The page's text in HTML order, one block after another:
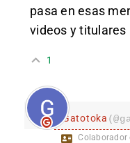
pasa en esas
videos y
1
Gatotoka
Colaborador